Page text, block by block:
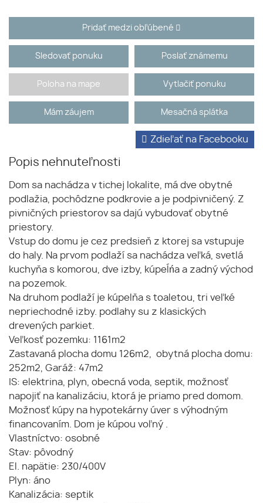
Pridať medzi obľúbené
Sledovať ponuku Poslať známemu
Poloha na mape Vytlačiť ponuku
Mám záujem Mesačná splátka
Popis nehnuteľnosti
Zdieľať na Facebooku
Dom sa nachádza v tichej lokalite, má dve obytné
podlažia, pochôdzne podkrovie a je podpivničený. Z
pivničných priestorov sa dajú vybudovať obytné
priestory.
Vstup do domu je cez predsieň z ktorej sa vstupuje
do haly. Na prvom podlaží sa nachádza veľká, svetlá
kuchyňa s komorou, dve izby, kúpeĺńa a zadný východ
na pozemok.
Na druhom podlaží je kúpelňa s toaletou, tri veľké
nepriechodné izby. podlahy su z klasických
drevených parkiet.
Veľkosť pozemku: 1161m2
Zastavaná plocha domu 126m2, obytná plocha domu:
252m2, Garáž: 47m2
IS: elektrina, plyn, obecná voda, septik, možnosť
napojiť na kanalizáciu, ktorá je priamo pred domom.
Možnosť kúpy na hypotekárny úver s výhodným
financovaním. Dom je kúpou voľný .
Vlastníctvo: osobné
Stav: pôvodný
El. napätie: 230/400V
Plyn: áno
Kanalizácia: septik